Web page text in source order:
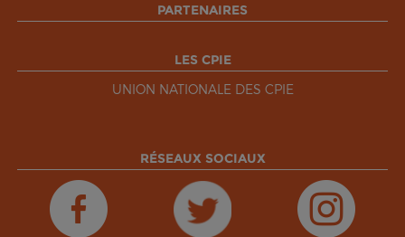
PARTENAIRES
LES CPIE
UNION NATIONALE DES CPIE
RÉSEAUX SOCIAUX